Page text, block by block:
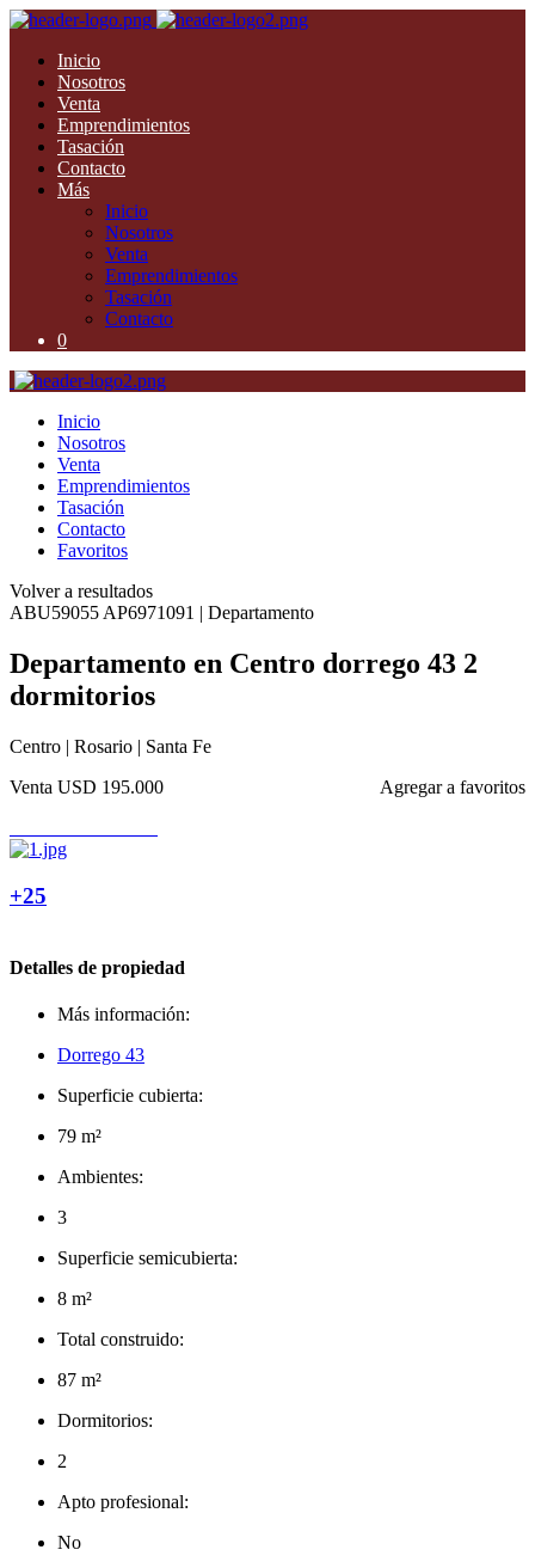
Inicio
Nosotros
Venta
Emprendimientos
Tasación
Contacto
Más
Inicio
Nosotros
Venta
Emprendimientos
Tasación
Contacto
0
Inicio
Nosotros
Venta
Emprendimientos
Tasación
Contacto
Favoritos
Volver a resultados
ABU59055 AP6971091 | Departamento
Departamento en Centro dorrego 43 2
dormitorios
Centro | Rosario | Santa Fe
Agregar a favoritos
Venta USD 195.000
+25
Detalles de propiedad
Más información:
Dorrego 43
Superficie cubierta:
79 m²
Ambientes:
3
Superficie semicubierta:
8 m²
Total construido:
87 m²
Dormitorios:
2
Apto profesional:
No